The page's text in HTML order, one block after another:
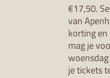
€17,50.
van
korting en
mag je
je tickets